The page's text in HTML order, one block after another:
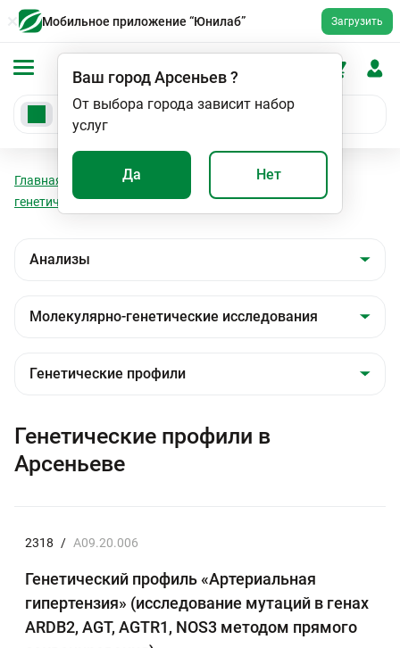
Мобильное приложение “Юнилаб” Загрузить
Ваш городАрсеньев?
От выбора города зависит набор
услуг
Да Нет
Главная Анализы
Молекулярно-
генетические исследования
Генетические профили
Генетические профили в
Арсеньеве
2318 / A09.20.006
Генетический профиль «Артериальная
гипертензия» (исследование мутаций в генах
ARDB2, AGT, AGTR1, NOS3 методом прямого